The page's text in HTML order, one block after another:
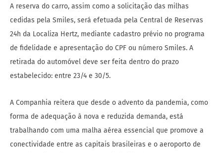
A reserva do carro, assim como a solicitação das milhas
cedidas pela Smiles, será efetuada pela Central de Reservas
24h da Localiza Hertz, mediante cadastro prévio no programa
de fidelidade e apresentação do CPF ou número Smiles. A
retirada do automóvel deve ser feita dentro do prazo
estabelecido: entre 23/4 e 30/5.
A Companhia reitera que desde o advento da pandemia, como
forma de adequação à nova e reduzida demanda, está
trabalhando com uma malha aérea essencial que promove a
conectividade entre as capitais brasileiras e o aeroporto de